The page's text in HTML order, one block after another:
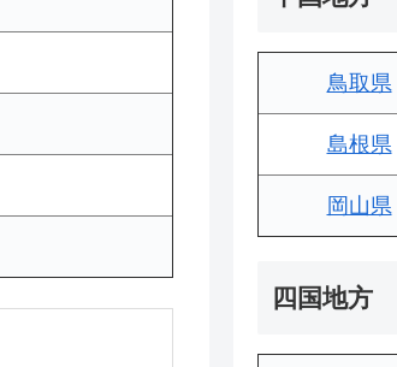
鳥取県
島根県
岡山県
四国地方